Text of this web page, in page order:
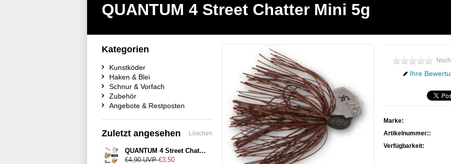
QUANTUM 4 Street Chatter Mini 5g
Ihre
Marke:
Artikelnummer::
Verfügbarkeit:
Kategorien
Kunstköder
Haken & Blei
Schnur & Vorfach
Zubehör
Angebote & Restposten
Zuletzt angesehen Löschen
QUANTUM 4 Street Chatter Mini 5g
€4,90UVP €3,50